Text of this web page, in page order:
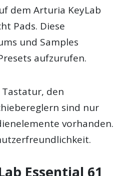
dem Arturia KeyLab
Pads. Diese
und Samples
aufzurufen.
den
sind nur
vorhanden.
Essential 61